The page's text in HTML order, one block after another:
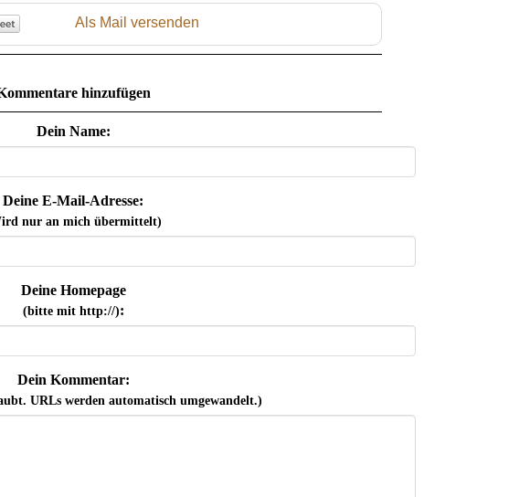
Als Mail versenden
hinzufügen
Dein Name:
Deine E-Mail-Adresse:
nur an mich übermittelt)
Deine Homepage
(bitte mit http://):
Dein Kommentar:
URLs werden automatisch umgewandelt.)